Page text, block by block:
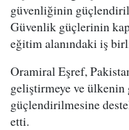
güvenliğinin
Güvenlik güçlerinin
eğitim alanındaki iş
Oramiral Eşref,
geliştirmeye ve ülkenin
güçlendirilmesine
etti.